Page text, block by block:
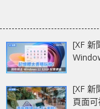
[XF 新
[XF 新
頁面